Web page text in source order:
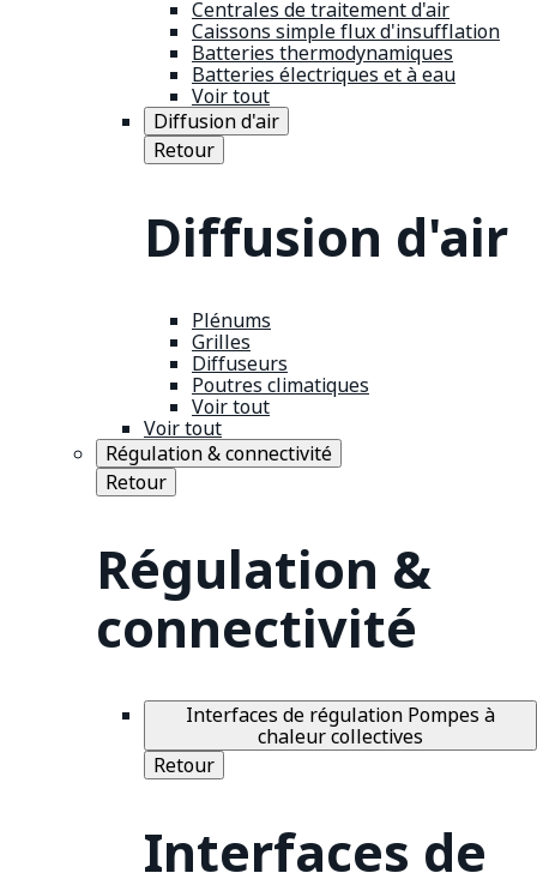
Centrales de traitement d'air
Caissons simple flux d'insufflation
Batteries thermodynamiques
Batteries électriques et à eau
Voir tout
Diffusion d'air
Retour
Diffusion d'air
Plénums
Grilles
Diffuseurs
Poutres climatiques
Voir tout
Voir tout
Régulation & connectivité
Retour
Régulation &
connectivité
Interfaces de régulation Pompes à
chaleur collectives
Retour
Interfaces de